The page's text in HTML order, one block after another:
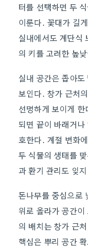
터를 선택하면 두
이룬다. 꽃대가 길
실내에서도 계단식
의 키를 고려한 높
실내 공간은 좁아
보인다. 창가 근처
선명하게 보이게
되면 끝이 바래거
호한다. 계절 변화
두 식물의 생태를
과 환기 관리도 잊
돈나무를 중심으로
위로 올라가 공간
의 배치는 창가 근
핵심은 뿌리 공간